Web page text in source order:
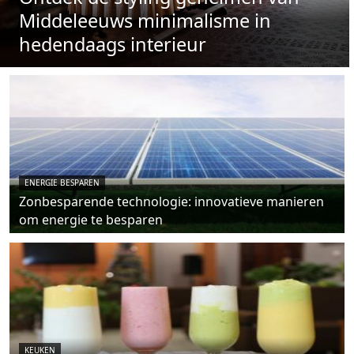
Middeleeuws minimalisme in
hedendaags interieur
ENERGIE BESPAREN
Zonbesparende technologie: innovatieve manieren
om energie te besparen
KEUKEN